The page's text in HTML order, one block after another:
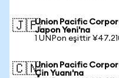
🇯🇵Union Pacific
Japon Yeni'na
1 UNPon eşittir
🇨🇳Union Pacific
Çin Yuanı'na